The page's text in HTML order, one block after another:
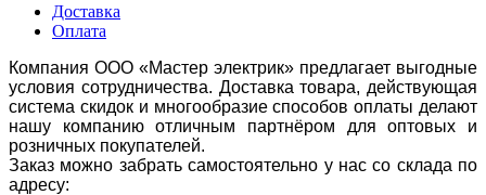
Доставка
Оплата
Компания ООО «Мастер электрик» предлагает выгодные
условия сотрудничества. Доставка товара, действующая
система скидок и многообразие способов оплаты делают
нашу компанию отличным партнёром для оптовых и
розничных покупателей.
Заказ можно забрать самостоятельно у нас со склада по
адресу: